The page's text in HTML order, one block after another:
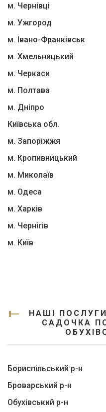
м. Чернівці
м. Ужгород
м. Івано-Франківськ
м. Хмельницький
м. Черкаси
м. Полтава
м. Дніпро
Київська обл.
м. Запоріжжя
м. Кропивницький
м. Миколаїв
м. Одеса
м. Харків
м. Чернігів
м. Київ
НАШІ
САДОЧКА
Бориспільський р-н
Броварський р-н
Обухівський р-н